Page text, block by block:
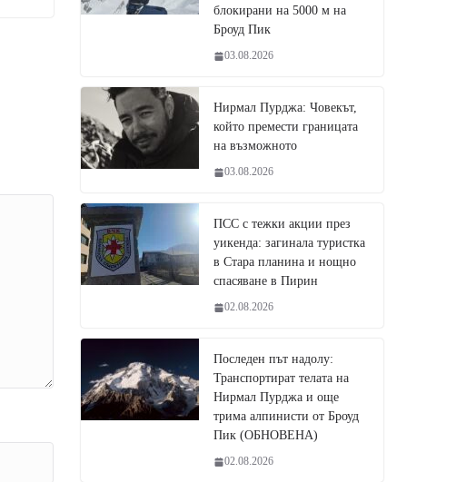
блокирани на 5000 м на
Броуд Пик
03.08.2026
Нирмал Пурджа: Човекът,
който премести границата
на възможното
03.08.2026
ПСС с тежки акции през
уикенда: загинала туристка
в Стара планина и нощно
спасяване в Пирин
02.08.2026
Последен път надолу:
Транспортират телата на
Нирмал Пурджа и още
трима алпинисти от Броуд
Пик (ОБНОВЕНА)
02.08.2026